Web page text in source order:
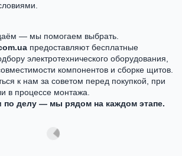
— мы помогаем выбрать.
предоставляют бесплатные
электротехнического оборудования,
компонентов и сборке щитов.
к нам за советом перед покупкой, при
в процессе монтажа.
по делу — мы рядом на каждом этапе.